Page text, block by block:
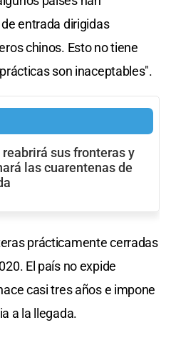
entrada dirigidas
chinos. Esto no tiene
son inaceptables".
reabrirá sus fronteras y
las cuarentenas de
prácticamente cerradas
El país no expide
casi tres años e impone
a la llegada.